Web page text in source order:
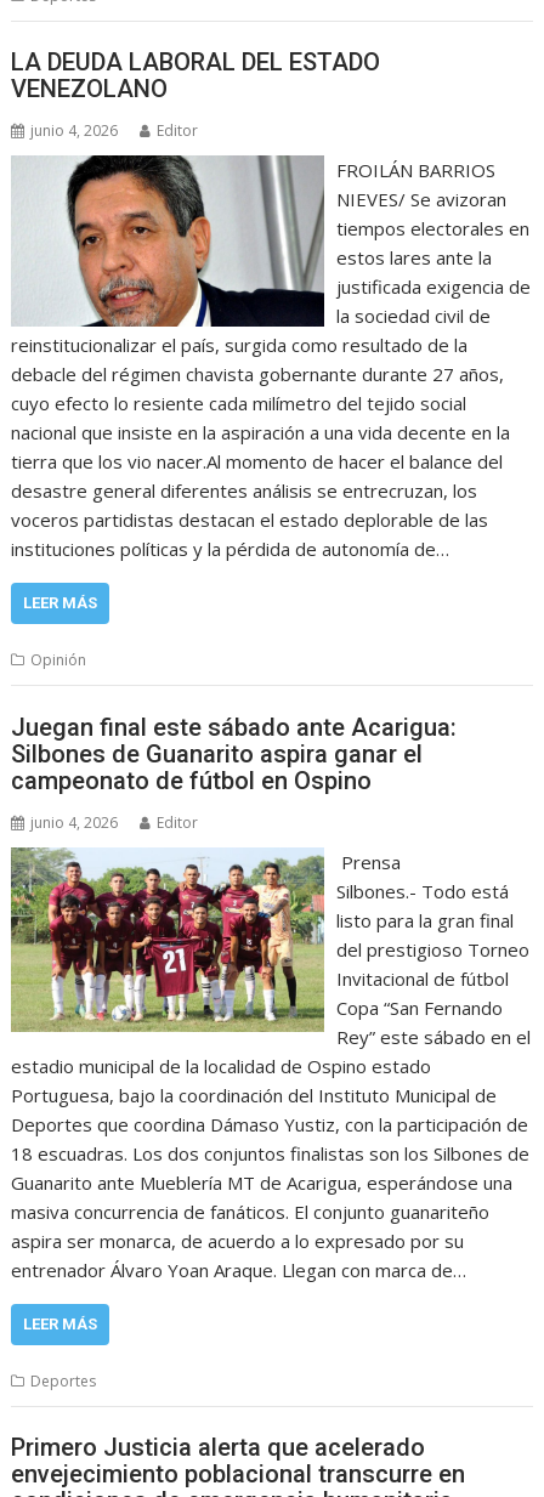
LA DEUDA LABORAL DEL ESTADO
VENEZOLANO
junio 4, 2026 Editor
FROILÁN BARRIOS
NIEVES/ Se avizoran
tiempos electorales en
estos lares ante la
justificada exigencia de
la sociedad civil de
reinstitucionalizar el país, surgida como resultado de la
debacle del régimen chavista gobernante durante 27 años,
cuyo efecto lo resiente cada milímetro del tejido social
nacional que insiste en la aspiración a una vida decente en la
tierra que los vio nacer.Al momento de hacer el balance del
desastre general diferentes análisis se entrecruzan, los
voceros partidistas destacan el estado deplorable de las
instituciones políticas y la pérdida de autonomía de…
LEER MÁS
Opinión
Juegan final este sábado ante Acarigua:
Silbones de Guanarito aspira ganar el
campeonato de fútbol en Ospino
junio 4, 2026 Editor
Prensa
Silbones.- Todo está
listo para la gran final
del prestigioso Torneo
Invitacional de fútbol
Copa “San Fernando
Rey” este sábado en el
estadio municipal de la localidad de Ospino estado
Portuguesa, bajo la coordinación del Instituto Municipal de
Deportes que coordina Dámaso Yustiz, con la participación de
18 escuadras. Los dos conjuntos finalistas son los Silbones de
Guanarito ante Mueblería MT de Acarigua, esperándose una
masiva concurrencia de fanáticos. El conjunto guanariteño
aspira ser monarca, de acuerdo a lo expresado por su
entrenador Álvaro Yoan Araque. Llegan con marca de…
LEER MÁS
Deportes
Primero Justicia alerta que acelerado
envejecimiento poblacional transcurre en